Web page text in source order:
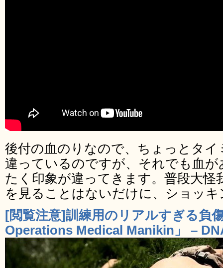
後付の血のりなので、ちょっとタ
違っているのですが、それでも血
たく印象が違ってきます。普段大怪
を見ることはないだけに、ショッ
[閲覧注意]訓練用のリアルすぎる負
Operations Medical Manikin」 –